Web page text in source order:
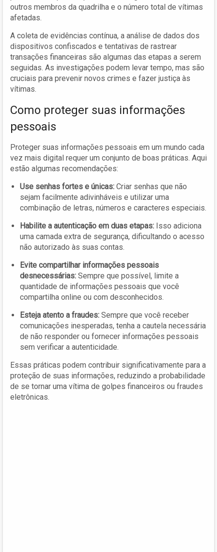
outros membros da quadrilha e o número total de vítimas
afetadas.
A coleta de evidências contínua, a análise de dados dos
dispositivos confiscados e tentativas de rastrear
transações financeiras são algumas das etapas a serem
seguidas. As investigações podem levar tempo, mas são
cruciais para prevenir novos crimes e fazer justiça às
vítimas.
Como proteger suas informações
pessoais
Proteger suas informações pessoais em um mundo cada
vez mais digital requer um conjunto de boas práticas. Aqui
estão algumas recomendações:
Use senhas fortes e únicas: Criar senhas que não
sejam facilmente adivinháveis e utilizar uma
combinação de letras, números e caracteres especiais.
Habilite a autenticação em duas etapas: Isso adiciona
uma camada extra de segurança, dificultando o acesso
não autorizado às suas contas.
Evite compartilhar informações pessoais
desnecessárias: Sempre que possível, limite a
quantidade de informações pessoais que você
compartilha online ou com desconhecidos.
Esteja atento a fraudes: Sempre que você receber
comunicações inesperadas, tenha a cautela necessária
de não responder ou fornecer informações pessoais
sem verificar a autenticidade.
Essas práticas podem contribuir significativamente para a
proteção de suas informações, reduzindo a probabilidade
de se tornar uma vítima de golpes financeiros ou fraudes
eletrônicas.